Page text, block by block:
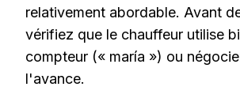
relativement abordable. Avant
vérifiez que le chauffeur utilise
compteur (« maría ») ou
l'avance.